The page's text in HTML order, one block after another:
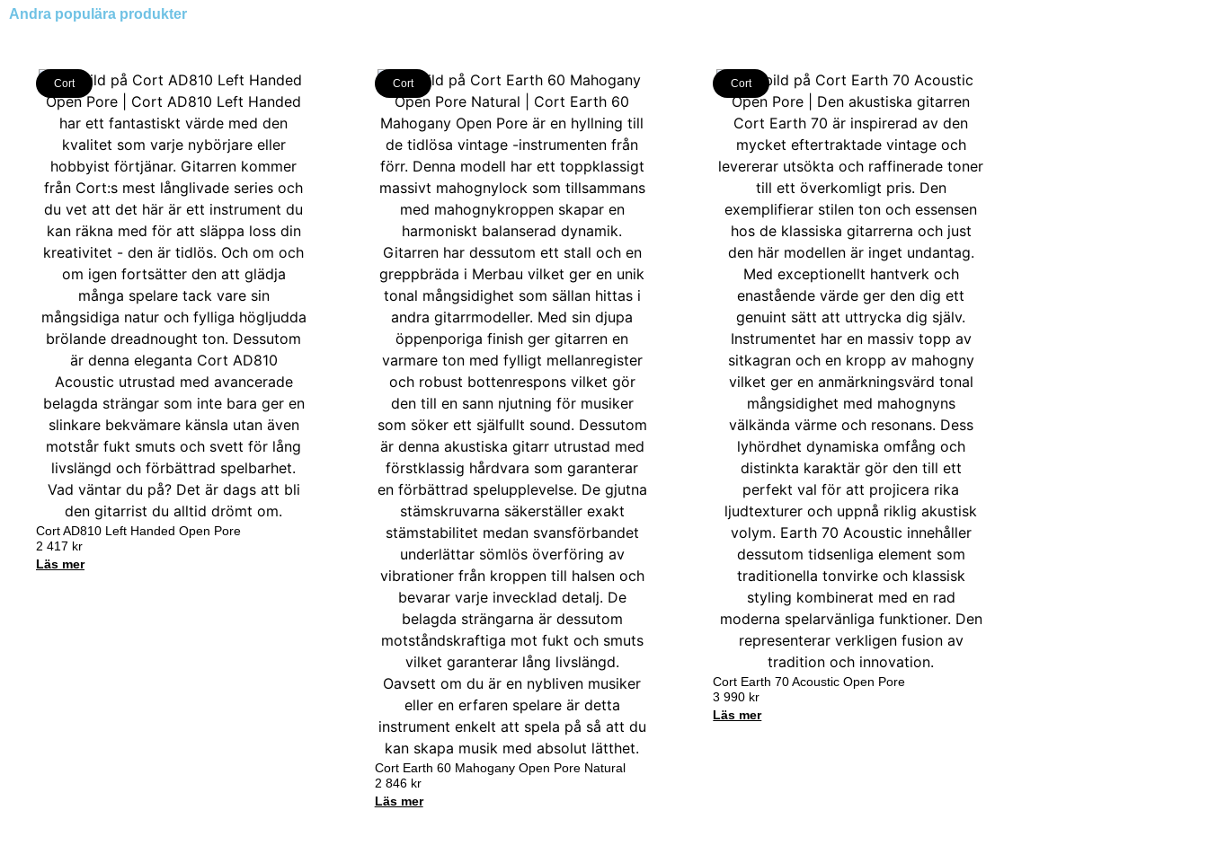
Andra populära produkter
Cort
Cort AD810 Left Handed Open Pore
2 417 kr
Läs mer
Cort
Cort Earth 60 Mahogany Open Pore Natural
2 846 kr
Läs mer
Cort
Cort Earth 70 Acoustic Open Pore
3 990 kr
Läs mer